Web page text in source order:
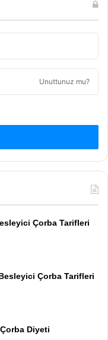
Unuttunuz mu?
Çorba Tarifleri
Çorba Tarifleri
Diyeti